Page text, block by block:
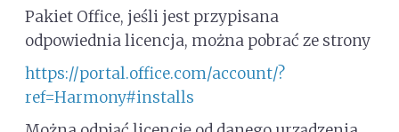
Pakiet Office, jeśli jest przypisana
odpowiednia licencja, można pobrać ze strony
https://portal.office.com/account/?
ref=Harmony#installs